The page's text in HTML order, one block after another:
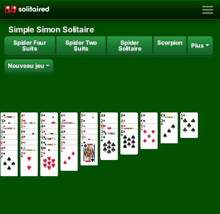
Simple Simon Solitaire
Spider Four
Suits
Spider Two
Suits
Spider
Solitaire
Scorpion Plus
Nouveau jeu